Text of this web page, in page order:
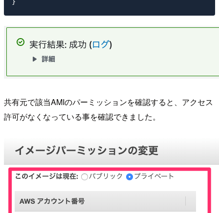
共有元で該当AMIのパーミッションを確認すると、アクセス
許可がなくなっている事を確認できました。